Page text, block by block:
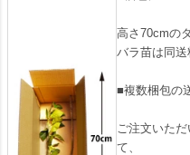
高さ70cmの
バラ苗は同送
■複数梱包の
ご注文いた
て、